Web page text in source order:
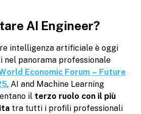
AI Engineer?
intelligenza artificiale è oggi
panorama professionale
Economic Forum – Future
, AI and Machine Learning
il terzo ruolo con il più
tra tutti i profili professionali